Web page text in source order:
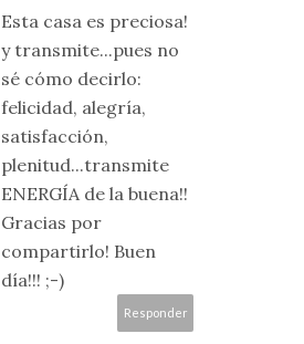
Esta casa es preciosa!
y transmite...pues no
sé cómo decirlo:
felicidad, alegría,
satisfacción,
plenitud...transmite
ENERGÍA de la buena!!
Gracias por
compartirlo! Buen
día!!! ;-)
Responder